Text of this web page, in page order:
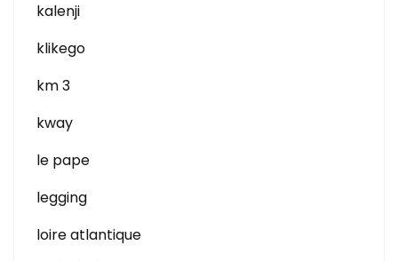
kalenji
klikego
km 3
kway
le pape
legging
loire atlantique